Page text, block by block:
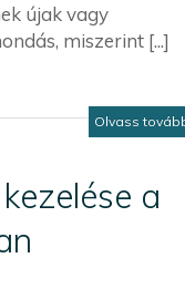
újak vagy
miszerint [...]
Olvass
a